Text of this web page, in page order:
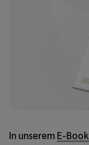
In unserem E-Book